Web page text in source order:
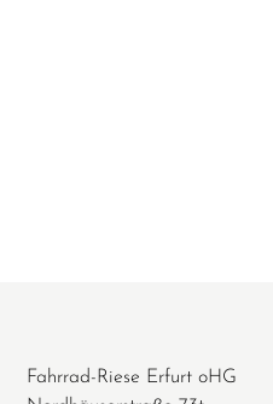
Fahrrad-Riese Erfurt oHG